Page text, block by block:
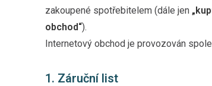
zakoupené spotřebitelem (dále jen
obchod“).
Internetový obchod je provozován
1. Záruční list